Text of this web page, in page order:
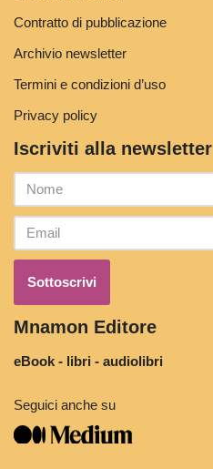
Contratto di pubblicazione
Archivio newsletter
Termini e condizioni d’uso
Privacy policy
Iscriviti alla newsletter
Mnamon Editore
eBook - libri - audiolibri
Seguici anche su